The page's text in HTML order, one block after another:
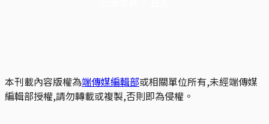
本刊載內容版權為端傳媒編輯部或相關單位所有,未經端傳媒
編輯部授權,請勿轉載或複製,否則即為侵權。